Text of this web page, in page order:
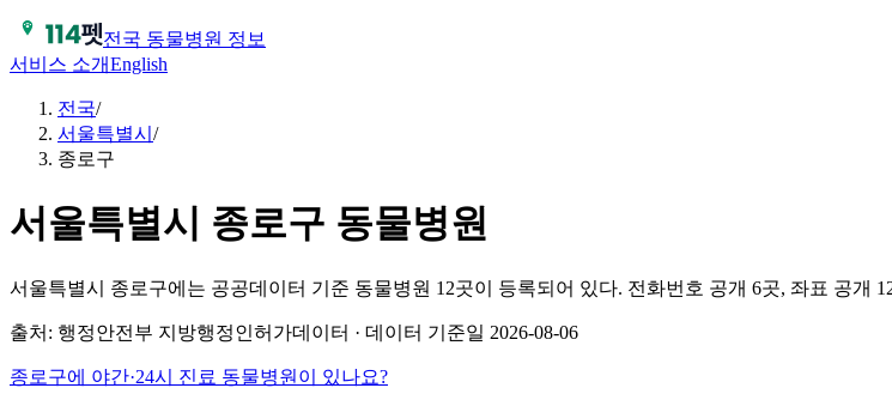
전국 동물병원 정보
서비스 소개English
전국/
서울특별시 /
종로구
서울특별시 종로구 동물병원
서울특별시 종로구에는 공공데이터 기준 동물병원 12곳이 등록되어 있다. 전화번호 공개 6곳, 좌표 공개
출처: 행정안전부 지방행정인허가데이터 · 데이터 기준일 2026-08-06
종로구에 야간·24시 진료 동물병원이 있나요?